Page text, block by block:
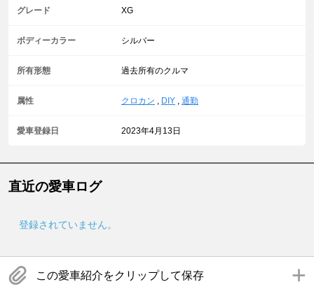
グレード XG
ボディーカラー シルバー
所有形態 過去所有のクルマ
属性 クロカン DIY 通勤
愛車登録日 2023年4月13日
直近の愛車ログ
登録されていません。
この愛車紹介をクリップして保存